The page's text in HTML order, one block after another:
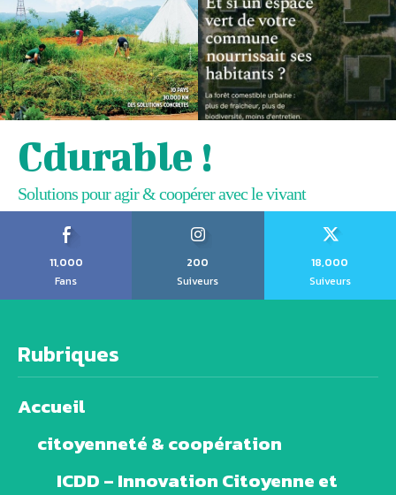
Cdurable !
Solutions pour agir & coopérer avec le vivant
11,000
Fans
200
Suiveurs
18,000
Suiveurs
Rubriques
Accueil
citoyenneté & coopération
ICDD – Innovation Citoyenne et